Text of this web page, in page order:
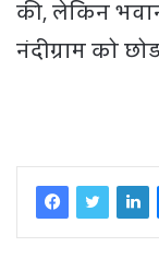
की, लेकिन
नंदीग्राम को